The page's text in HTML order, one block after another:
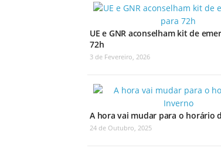
UE e GNR aconselham kit de
72h
3 de Fevereiro, 2026
A hora vai mudar para o horário
24 de Outubro, 2025